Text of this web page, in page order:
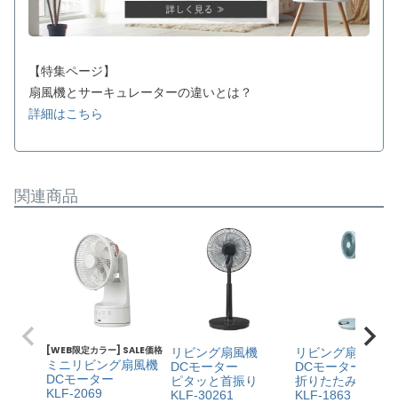
【特集ページ】
扇風機とサーキュレーターの違いとは？
詳細はこちら
関連商品
[WEB限定カラー] SALE価格
ミニリビング扇風機
DCモーター
KLF-2069
リビング扇風機
DCモーター
ピタッと首振り
KLF-30261
リビング扇風機
DCモーター
折りたたみ
KLF-1863